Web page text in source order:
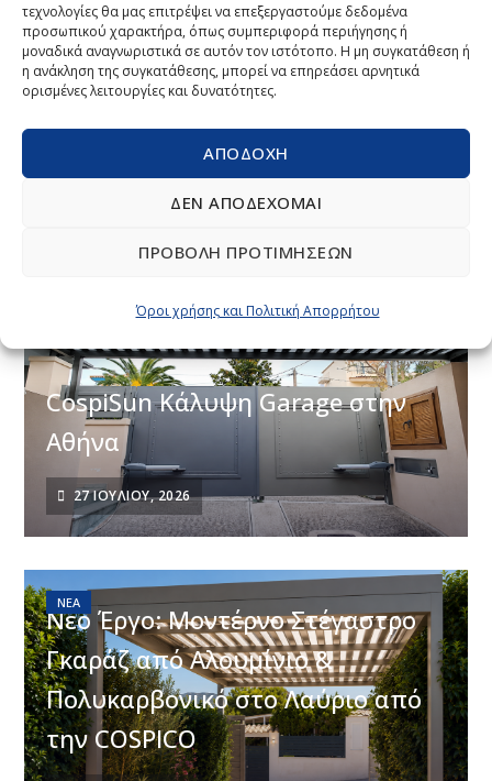
τεχνολογίες θα μας επιτρέψει να επεξεργαστούμε δεδομένα
προσωπικού χαρακτήρα, όπως συμπεριφορά περιήγησης ή
μοναδικά αναγνωριστικά σε αυτόν τον ιστότοπο. Η μη συγκατάθεση ή
η ανάκληση της συγκατάθεσης, μπορεί να επηρεάσει αρνητικά
ορισμένες λειτουργίες και δυνατότητες.
ΑΠΟΔΟΧΉ
ΔΕΝ ΑΠΟΔΈΧΟΜΑΙ
ΠΡΟΒΟΛΉ ΠΡΟΤΙΜΉΣΕΩΝ
Όροι χρήσης και Πολιτική Απορρήτου
Έργο COSPICO στο Αμύνταιο
Φλώρινας: Συστήματα Πέργκολας
CospiBio & CospiSunCospiSun
3 ΑΥΓΟΎΣΤΟΥ, 2026
ΝΈΑ
CospiSun Κάλυψη Garage στην
Αθήνα
27 ΙΟΥΛΊΟΥ, 2026
Νέο Έργο: Μοντέρνο Στέγαστρο
Γκαράζ από Αλουμίνιο &
Πολυκαρβονικό στο Λαύριο από
την COSPICO
ΝΈΑ